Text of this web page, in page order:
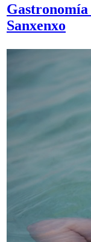
Gastronomía
Sanxenxo